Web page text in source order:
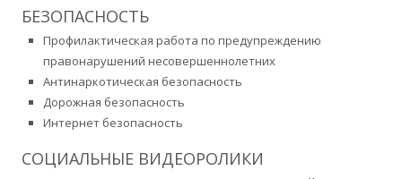
БЕЗОПАСНОСТЬ
Профилактическая работа по предупреждению
правонарушений несовершеннолетних
Антинаркотическая безопасность
Дорожная безопасность
Интернет безопасность
СОЦИАЛЬНЫЕ ВИДЕОРОЛИКИ